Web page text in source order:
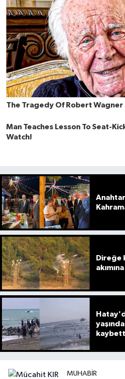
Direğe
MUHABIR